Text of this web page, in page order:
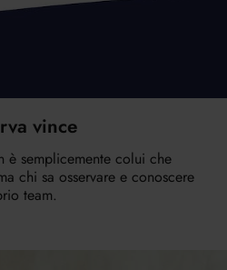
vince
è semplicemente colui che
chi sa osservare e conoscere
team.